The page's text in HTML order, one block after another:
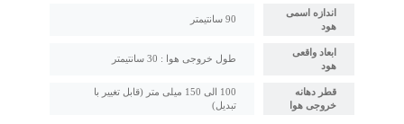
اندازه اسمی
هود
90 سانتیمتر
ابعاد واقعی
هود
طول خروجی هوا : 30 سانتیمتر
قطر دهانه
خروجی هوا
100 الی 150 میلی متر (قابل تغییر با
تبدیل)